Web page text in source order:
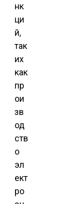
нк
ци
й,
так
их
как
пр
ои
зв
од
ств
о
эл
ект
ро